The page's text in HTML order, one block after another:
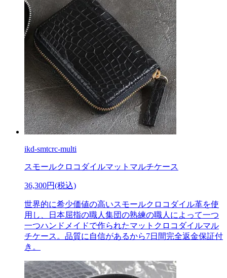
ikd-smtcrc-multi
スモールクロコダイルマットマルチケース
36,300円(税込)
世界的に希少価値の高いスモールクロコダイル革を使
用し、日本屈指の職人集団の熟練の職人によって一つ
一つハンドメイドで作られたマットクロコダイルマル
チケース。品質に自信があるから7日間完全返金保証付
き。